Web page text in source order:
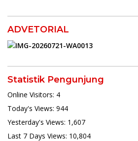
ADVETORIAL
Statistik Pengunjung
Online Visitors: 4
Today's Views: 944
Yesterday's Views: 1,607
Last 7 Days Views: 10,804